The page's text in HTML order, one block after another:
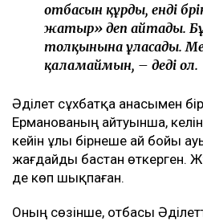
отбасын құрды, енді
жатыр» деп айтады.
толқынына ұласады.
қаламаймын, – деді ол.
Әділет сұхбатқа анасымен
Ерманованың айтуынша,
кейін ұлы бірнеше ай бойы
жағдайды бастан өткерген.
де көп шықпаған.
Оның сөзінше, отбасы